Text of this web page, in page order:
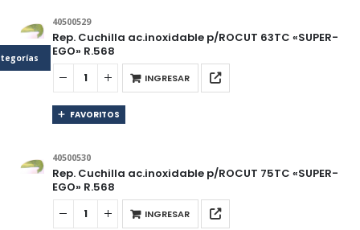
40500529
Rep. Cuchilla ac.inoxidable p/ROCUT 63TC «SUPER-
EGO» R.568
INGRESAR
FAVORITOS
40500530
Rep. Cuchilla ac.inoxidable p/ROCUT 75TC «SUPER-
EGO» R.568
INGRESAR